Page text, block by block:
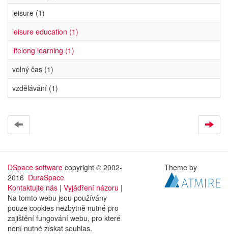
leisure (1)
leisure education (1)
lifelong learning (1)
volný čas (1)
vzdělávání (1)
DSpace software copyright © 2002-
2016 DuraSpace
Kontaktujte nás | Vyjádření názoru |
Na tomto webu jsou používány
pouze cookies nezbytně nutné pro
zajištění fungování webu, pro které
není nutné získat souhlas.
Theme by